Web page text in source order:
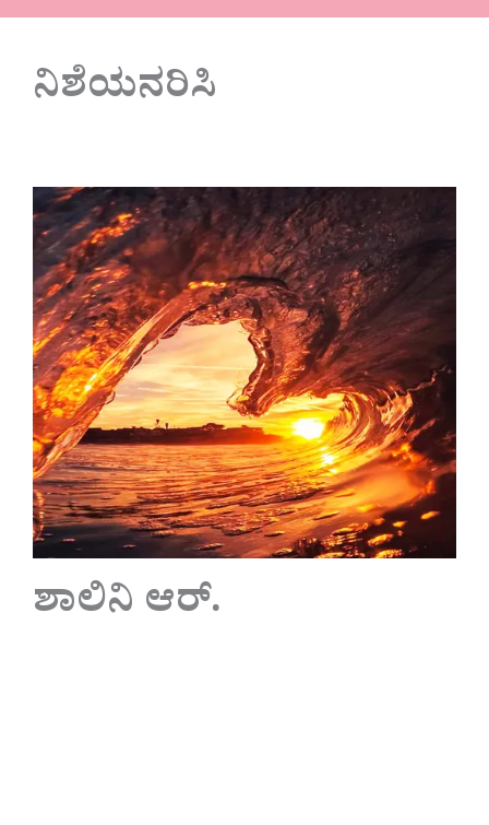
ನಿಶೆಯನರಿಸಿ
ಶಾಲಿನಿ ಆರ್.